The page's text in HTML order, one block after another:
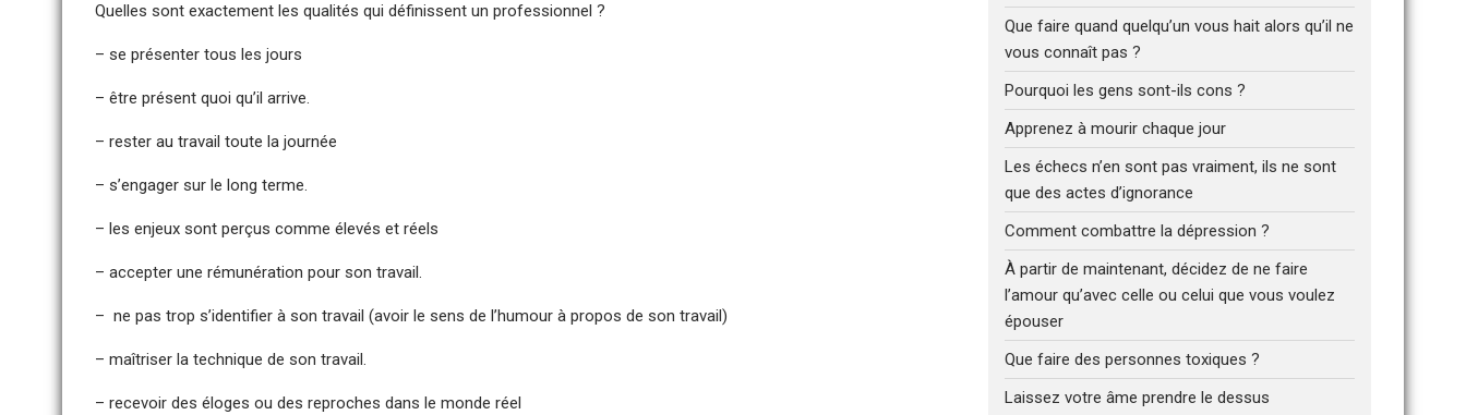
Quelles sont exactement les qualités qui définissent un professionnel ?
– se présenter tous les jours
– être présent quoi qu’il arrive.
– rester au travail toute la journée
– s’engager sur le long terme.
– les enjeux sont perçus comme élevés et réels
– accepter une rémunération pour son travail.
– ne pas trop s’identifier à son travail (avoir le sens de l’humour à propos de son travail)
– maîtriser la technique de son travail.
– recevoir des éloges ou des reproches dans le monde réel
Que faire quand quelqu’un vous hait alors qu’il ne
vous connaît pas ?
Pourquoi les gens sont-ils cons ?
Apprenez à mourir chaque jour
Les échecs n’en sont pas vraiment, ils ne sont
que des actes d’ignorance
Comment combattre la dépression ?
À partir de maintenant, décidez de ne faire
l’amour qu’avec celle ou celui que vous voulez
épouser
Que faire des personnes toxiques ?
Laissez votre âme prendre le dessus